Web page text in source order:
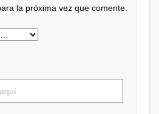
la próxima vez que comente.